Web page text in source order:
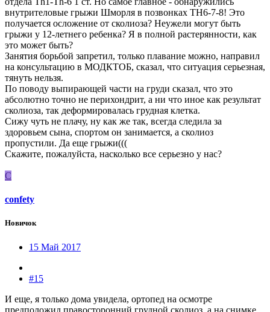
внутрителовые грыжи Шморля в позвонках TH6-7-8! Это
получается осложение от сколиоза? Неужели могут быть
грыжи у 12-летнего ребенка? Я в полной растерянности, как
это может быть?
Занятия борьбой запретил, только плавание можно, направил
на консультацию в МОДКТОБ, сказал, что ситуация серьезная,
тянуть нельзя.
По поводу выпирающей части на груди сказал, что это
абсолютно точно не перихондрит, а ни что иное как результат
сколиоза, так деформировалась грудная клетка.
Сижу чуть не плачу, ну как же так, всегда следила за
здоровьем сына, спортом он занимается, а сколиоз
пропустили. Да еще грыжи(((
Скажите, пожалуйста, насколько все серьезно у нас?
C
confety
Новичок
15 Май 2017
#15
И еще, я только дома увидела, ортопед на осмотре
предположил правосторонний грудной сколиоз, а на снимке